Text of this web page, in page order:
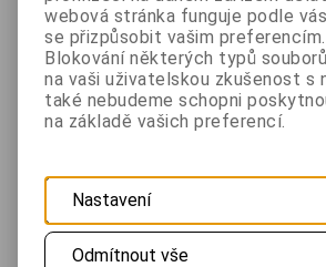
Oblíbené
Tísňové tlačítko na ruku SCP
přivolání pomoci
- 30 %
webová stránka funguje podle
se přizpůsobit vašim preferencím.
Blokování některých typů
na vaši uživatelskou zkušenost s
také nebudeme schopni
na základě vašich preferencí.
Nastavení
Odmítnout vše